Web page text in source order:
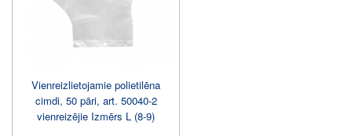
Vienreizlietojamie polietilēna
cimdi, 50 pāri, art. 50040-2
vienreizējie Izmērs L (8-9)